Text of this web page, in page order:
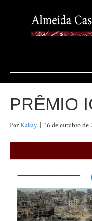
PRÊMIO
PorKakay | 16 de outubro de